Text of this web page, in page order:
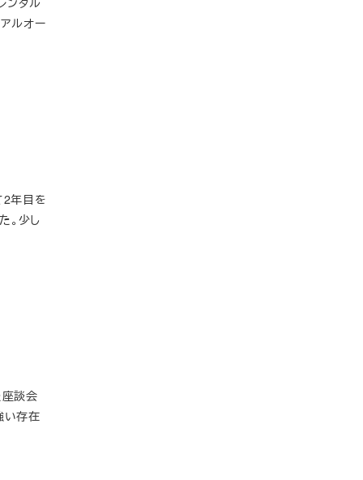
ルオー
2年目を
。少し
談会
い存在